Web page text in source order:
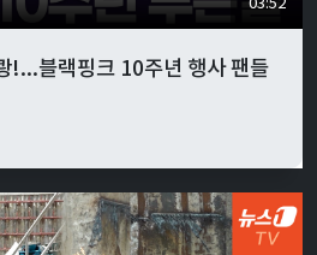
!...블랙핑크 10주년 행사 팬들